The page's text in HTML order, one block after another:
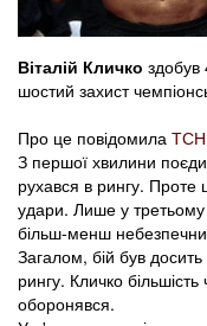
Віталій Кличко здобув
шостий захист
Про це повідомила ТСН
З першої хвилини
рухався в рингу. Проте
удари. Лише у
більш-менш
Загалом, бій був
рингу. Кличко
оборонявся.